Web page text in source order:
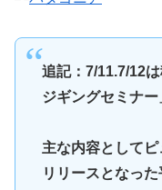
追記：7/11.7/12
ジギングセミナー
主な内容として
リリースとなっ